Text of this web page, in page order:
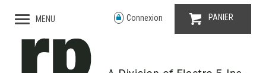
MENU Connexion PANIER